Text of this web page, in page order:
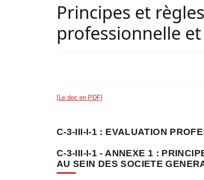
Principes et
professionnelle
[Le doc en PDF]
C-3-III-I-1 : EVALUATION
C-3-III-I-1 - ANNEXE 1 :
AU SEIN DES SOCIETE